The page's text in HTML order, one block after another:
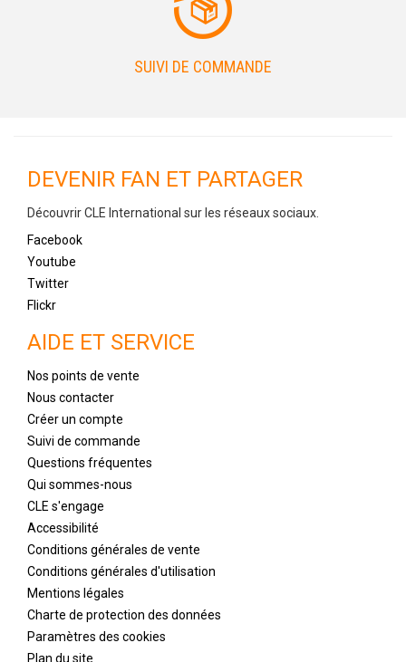
SUIVI DE COMMANDE
DEVENIR FAN ET PARTAGER
Découvrir CLE International sur les réseaux sociaux.
Facebook
Youtube
Twitter
Flickr
AIDE ET SERVICE
Nos points de vente
Nous contacter
Créer un compte
Suivi de commande
Questions fréquentes
Qui sommes-nous
CLE s'engage
Accessibilité
Conditions générales de vente
Conditions générales d'utilisation
Mentions légales
Charte de protection des données
Paramètres des cookies
Plan du site